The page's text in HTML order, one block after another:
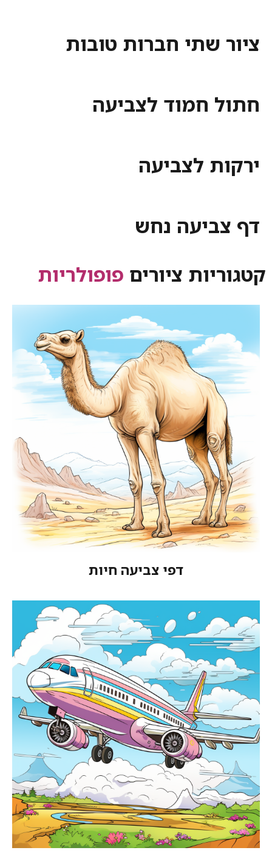
ציור שתי חברות טובות
חתול חמוד לצביעה
ירקות לצביעה
דף צביעה נחש
קטגוריות ציורים פופולריות
דפי צביעה חיות